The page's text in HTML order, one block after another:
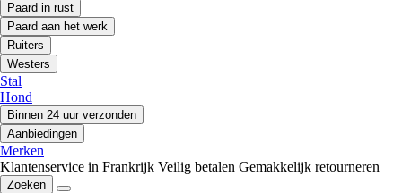
Paard in rust
Paard aan het werk
Ruiters
Westers
Stal
Hond
Binnen 24 uur verzonden
Aanbiedingen
Merken
Klantenservice in Frankrijk Veilig betalen Gemakkelijk retourneren
Zoeken